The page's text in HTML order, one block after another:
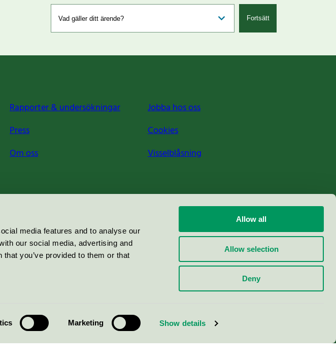
media features and to analyse our
our social media, advertising and
you’ve provided to them or that
Marketing Show details
Allow all
Allow selection
Deny
Fortsätt
Rapporter & undersökningar
Press
Om oss
Jobba hos oss
Cookies
Visselblåsning